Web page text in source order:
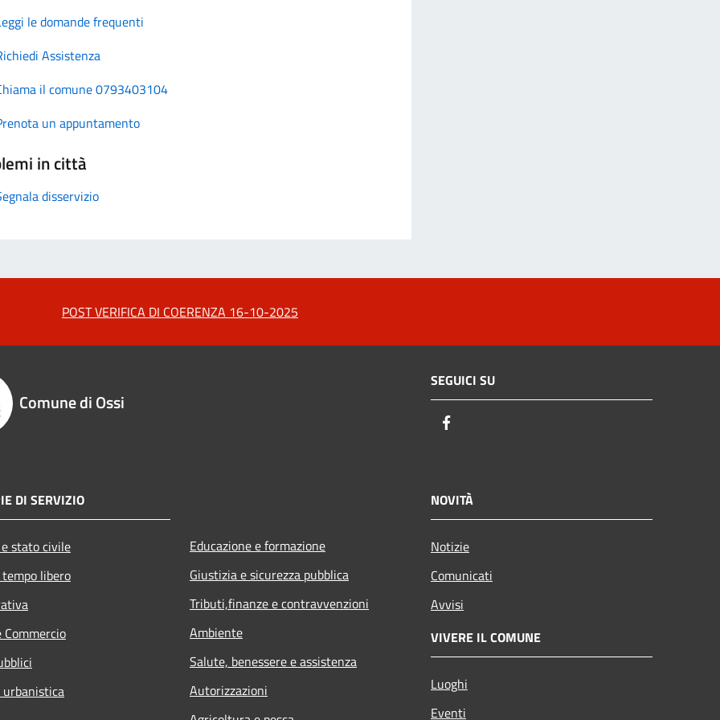
le domande frequenti
Assistenza
il comune 0793403104
un appuntamento
in città
disservizio
POST VERIFICA DI COERENZA 16-10-2025
Comune di Ossi
SEGUICI SU
DI SERVIZIO
stato civile
libero
Commercio
urbanistica
Educazione e formazione
Giustizia e sicurezza pubblica
Tributi,finanze e contravvenzioni
Ambiente
Salute, benessere e assistenza
Autorizzazioni
NOVITÀ
Notizie
Comunicati
Avvisi
VIVERE IL COMUNE
Luoghi
Eventi